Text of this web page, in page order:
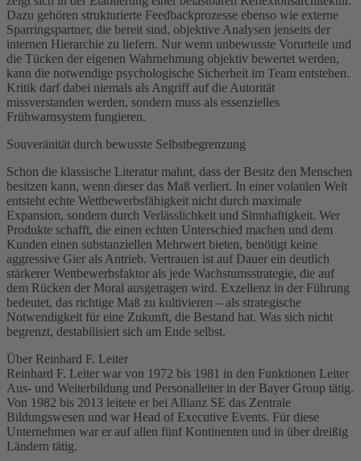
Dazu gehören strukturierte Feedbackprozesse ebenso wie externe
Sparringspartner, die bereit sind, objektive Analysen jenseits der
internen Hierarchie zu liefern. Nur wenn unbewusste Vorurteile und
die Tücken der eigenen Wahrnehmung objektiv bewertet werden,
kann die notwendige psychologische Sicherheit im Team entstehen.
Kritik darf dabei niemals als Angriff auf die Autorität
missverstanden werden, sondern muss als essenzielles
Frühwarnsystem fungieren.
Souveränität durch bewusste Selbstbegrenzung
Schon die klassische Literatur mahnt, dass der Besitz den Menschen
besitzen kann, wenn dieser das Maß verliert. In einer volatilen Welt
entsteht echte Wettbewerbsfähigkeit nicht durch maximale
Expansion, sondern durch Verlässlichkeit und Sinnhaftigkeit. Wer
Produkte schafft, die einen echten Unterschied machen und dem
Kunden einen substanziellen Mehrwert bieten, benötigt keine
aggressive Gier als Antrieb. Vertrauen ist auf Dauer ein deutlich
stärkerer Wettbewerbsfaktor als jede Wachstumsstrategie, die auf
dem Rücken der Moral ausgetragen wird. Exzellenz in der Führung
bedeutet, das richtige Maß zu kultivieren – als strategische
Notwendigkeit für eine Zukunft, die Bestand hat. Was sich nicht
begrenzt, destabilisiert sich am Ende selbst.
Über Reinhard F. Leiter
Reinhard F. Leiter war von 1972 bis 1981 in den Funktionen Leiter
Aus- und Weiterbildung und Personalleiter in der Bayer Group tätig.
Von 1982 bis 2013 leitete er bei Allianz SE das Zentrale
Bildungswesen und war Head of Executive Events. Für diese
Unternehmen war er auf allen fünf Kontinenten und in über dreißig
Ländern tätig.